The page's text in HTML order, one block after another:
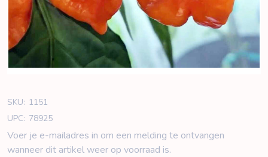
SKU: 1151
UPC: 78925
Voer je e-mailadres in om een ​​melding te ontvangen
wanneer dit artikel weer op voorraad is.